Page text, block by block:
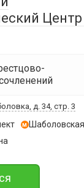
Центр
д. 34, стр. 3
м Шаболовская